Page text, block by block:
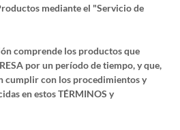
mediante el "Servicio de
comprende los productos que
por un período de tiempo, y que,
cumplir con los procedimientos y
en estos TÉRMINOS y